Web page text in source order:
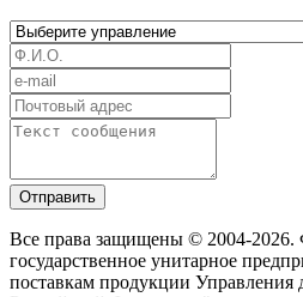
Отправить
Все права защищены © 2004-2026.
государственное унитарное
поставкам продукции Управления